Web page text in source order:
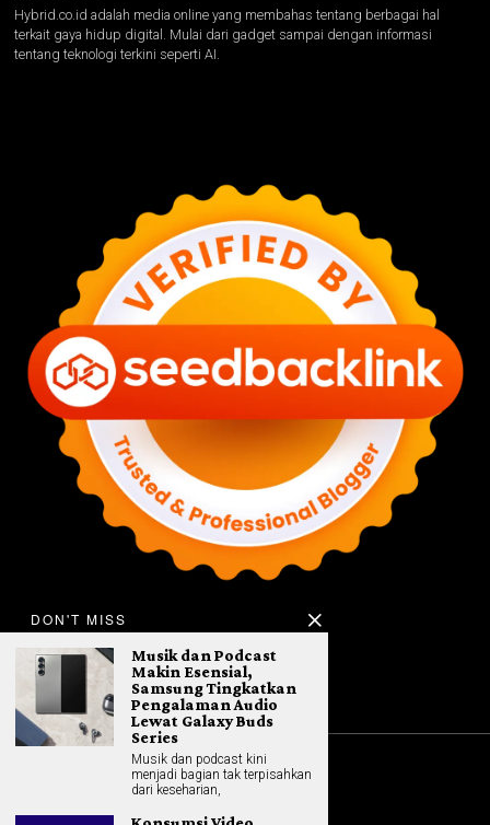
Hybrid.co.id adalah media online yang membahas tentang berbagai hal
terkait gaya hidup digital. Mulai dari gadget sampai dengan informasi
tentang teknologi terkini seperti AI.
All rights reserved. Hybrid.co.id
DON'T MISS
Musik dan Podcast
Makin Esensial,
Samsung Tingkatkan
Pengalaman Audio
Lewat Galaxy Buds
Series
Musik dan podcast kini
menjadi bagian tak terpisahkan
dari keseharian,